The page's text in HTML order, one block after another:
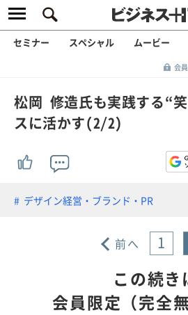
セミナー スペシャル ムービー
会
松岡 修造氏も実践する“
スに活かす(2/2)
デザイン経営・ブランド・PR
前へ 1
この続き
会員限定（完全